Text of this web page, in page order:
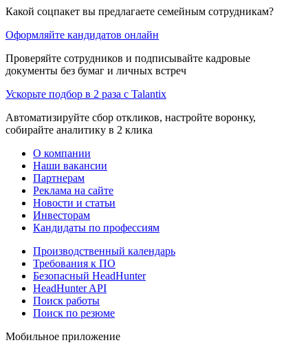
Какой соцпакет вы предлагаете семейным сотрудникам?
Оформляйте кандидатов онлайн
Проверяйте сотрудников и подписывайте кадровые
документы без бумаг и личных встреч
Ускорьте подбор в 2 раза с Talantix
Автоматизируйте сбор откликов, настройте воронку,
собирайте аналитику в 2 клика
О компании
Наши вакансии
Партнерам
Реклама на сайте
Новости и статьи
Инвесторам
Кандидаты по профессиям
Производственный календарь
Требования к ПО
Безопасный HeadHunter
HeadHunter API
Поиск работы
Поиск по резюме
Мобильное приложение